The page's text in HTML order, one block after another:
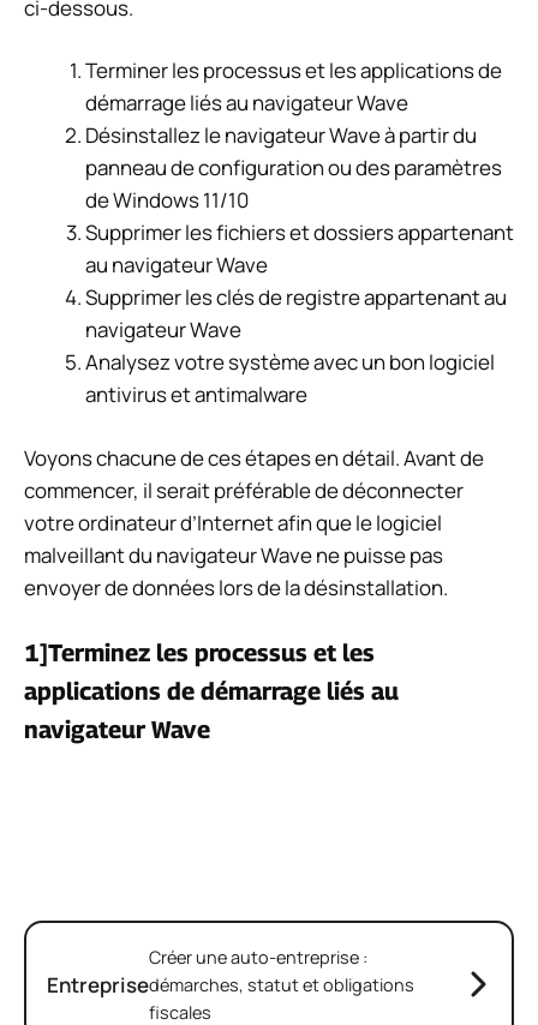
ci-dessous.
Terminer les processus et les applications de
démarrage liés au navigateur Wave
Désinstallez le navigateur Wave à partir du
panneau de configuration ou des paramètres
de Windows 11/10
Supprimer les fichiers et dossiers appartenant
au navigateur Wave
Supprimer les clés de registre appartenant au
navigateur Wave
Analysez votre système avec un bon logiciel
antivirus et antimalware
Voyons chacune de ces étapes en détail. Avant de
commencer, il serait préférable de déconnecter
votre ordinateur d’Internet afin que le logiciel
malveillant du navigateur Wave ne puisse pas
envoyer de données lors de la désinstallation.
1]Terminez les processus et les
applications de démarrage liés au
navigateur Wave
Entreprise
Créer une auto-entreprise :
démarches, statut et obligations
fiscales